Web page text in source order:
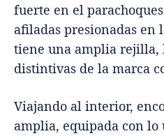
fuerte en el
afiladas presionadas en
tiene una amplia rejilla,
distintivas de la marca
Viajando al interior,
amplia, equipada con